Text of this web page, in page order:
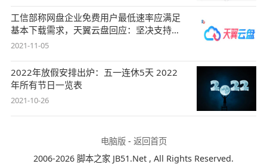
工信部称网盘企业免费用户最低速率应满足
基本下载需求，天翼云盘回应：坚决支持，
始终
2021-11-05
2022年放假安排出炉：五一连休5天 2022
年所有节日一览表
2021-10-26
电脑版- 返回首页
2006-2026 脚本之家 JB51.Net , All Rights Reserved.